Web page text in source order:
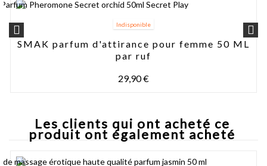
Indisponible
SMAK parfum d'attirance pour femme 50 ML
par ruf
29,90 €
Les clients qui ont acheté ce
produit ont également acheté